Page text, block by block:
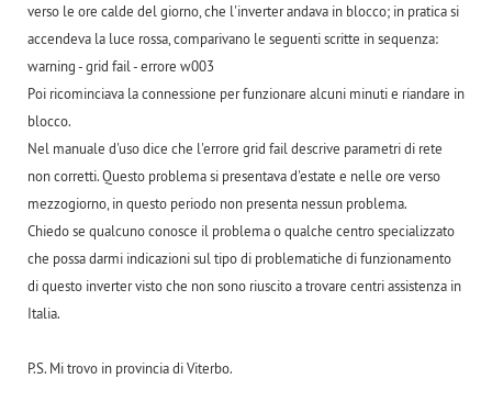
verso le ore calde del giorno, che l'inverter andava in blocco; in pratica si
accendeva la luce rossa, comparivano le seguenti scritte in sequenza:
warning - grid fail - errore w003
Poi ricominciava la connessione per funzionare alcuni minuti e riandare in
blocco.
Nel manuale d'uso dice che l'errore grid fail descrive parametri di rete
non corretti. Questo problema si presentava d'estate e nelle ore verso
mezzogiorno, in questo periodo non presenta nessun problema.
Chiedo se qualcuno conosce il problema o qualche centro specializzato
che possa darmi indicazioni sul tipo di problematiche di funzionamento
di questo inverter visto che non sono riuscito a trovare centri assistenza in
Italia.
P.S. Mi trovo in provincia di Viterbo.